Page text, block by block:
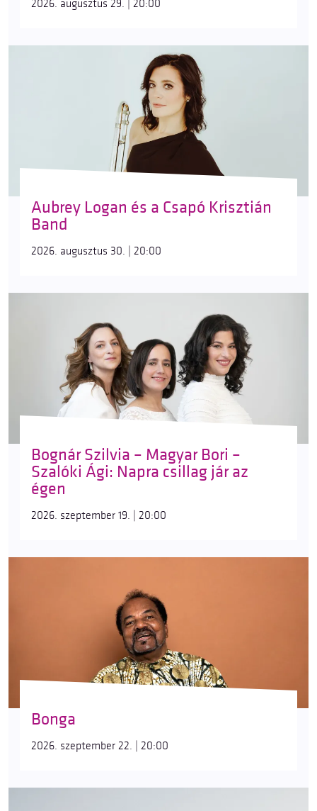
2026. augusztus 29. | 20:00
Aubrey Logan és a Csapó Krisztián
Band
2026. augusztus 30. | 20:00
Bognár Szilvia – Magyar Bori –
Szalóki Ági: Napra csillag jár az
égen
2026. szeptember 19. | 20:00
Bonga
2026. szeptember 22. | 20:00